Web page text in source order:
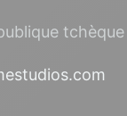
tchèque